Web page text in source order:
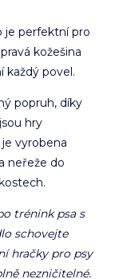
je perfektní pro
kožešina
každý povel.
popruh, díky
hry
je vyrobena
neřeže do
trénink psa s
schovejte
hračky pro psy
nezničitelné.